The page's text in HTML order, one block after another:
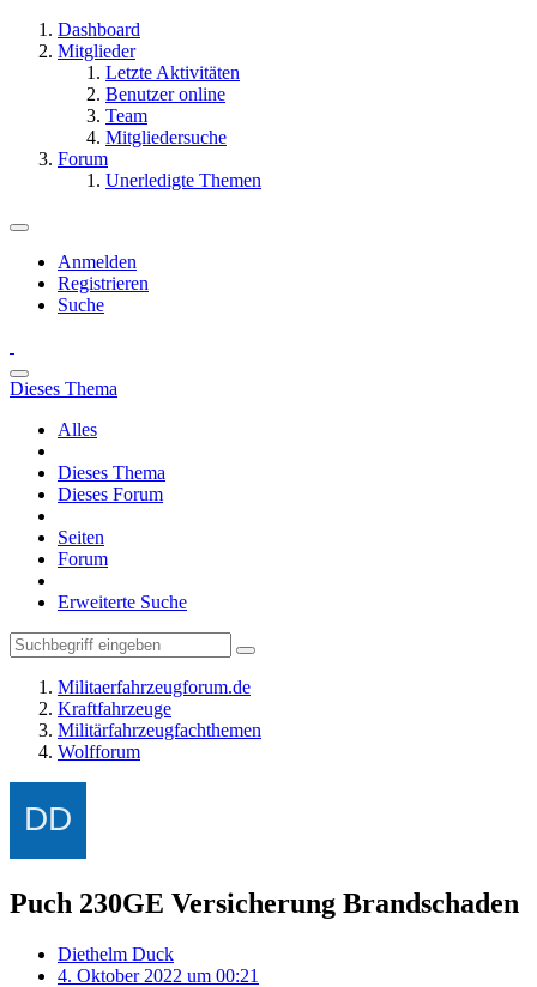
Dashboard
Mitglieder
Letzte Aktivitäten
Benutzer online
Team
Mitgliedersuche
Forum
Unerledigte Themen
Anmelden
Registrieren
Suche
Dieses Thema
Alles
Dieses Thema
Dieses Forum
Seiten
Forum
Erweiterte Suche
Militaerfahrzeugforum.de
Kraftfahrzeuge
Militärfahrzeugfachthemen
Wolfforum
Puch 230GE Versicherung Brandschaden
Diethelm Duck
4. Oktober 2022 um 00:21